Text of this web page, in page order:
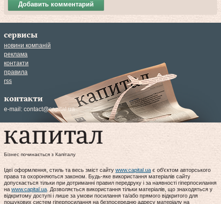
Добавить комментарий
сервисы
новини компаній
реклама
контакти
правила
rss
контакти
e-mail: contact@capital.ua
Бізнес починається з Капіталу
Ідеї оформлення, стиль та весь зміст сайту www.capital.ua є об'єктом авторського
права та охороняються законом. Будь-яке використання матеріалів сайту
допускається тільки при дотриманні правил передруку і за наявності гіперпосилання
на www.capital.ua. Дозволяється використання тільки матеріалів, що знаходяться у
відкритому доступі і лише за умови посилання та/або прямого відкритого для
пошукових систем гіперпосилання на безпосередню адресу матеріалу на